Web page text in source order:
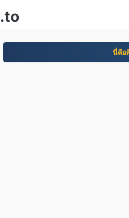
.to
นี่คือ